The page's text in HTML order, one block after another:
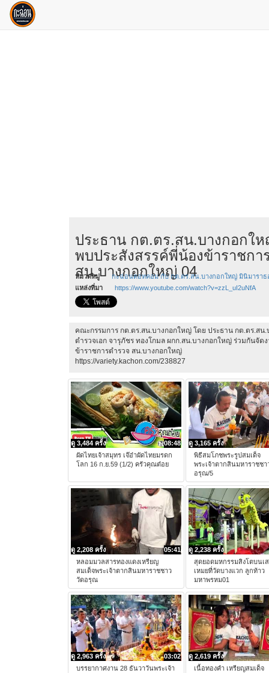
ประธาน กต.ตร.สน.บางกอกให
พบประสังสรรค์พี่น้องข้าราชกา
สน.บางกอกใหญ่ 04
หมวดหมู่
กะฉ่อนดอทคอม กับ กต.ตร.สน.บางกอกใหญ่ มินิมาราธ
แหล่งที่มา
https://www.youtube.com/watch?v=zzL_uI2uNfA
คณะกรรมการ กต.ตร.สน.บางกอกใหญ่ โดย ประธาน กต.ตร.ส
ตำรวจเอก จารุภัชร ทองโกมล ผกก.สน.บางกอกใหญ่ ร่วมกันจัด
ข้าราชการตำรวจ สน.บางกอกใหญ่
https://variety.kachon.com/238827
08:48
ดู 3,484 ครั้ง
ผัดไทยเจ้าสมุทร เจ๊อ๋าผัดไทยมรดก
โลก 16 ก.ย.59 (1/2) ครัวคุณต๋อย
ดู 3,165 ครั้ง
พิธีสมโภชพระรูปสมเด็จ
พระเจ้าตากสินมหาราชชา
อรุณ/5
05:41
ดู 2,208 ครั้ง
หลอมมวลสารทองแดงเหรียญ
สมเด็จพระเจ้าตากสินมหาราชชาว
วัดอรุณ
ดู 2,238 ครั้ง
สุดยอดมหกรรมสิงโตบนเ
เหมยที่วัดบางแวก ลูกท้าว
มหาพรหม01
03:02
ดู 2,963 ครั้ง
บรรยากาศงาน 28 ธันวาวันพระเจ้า
ดู 2,619 ครั้ง
เนื้อทองคำ เหรียญสมเด็จ